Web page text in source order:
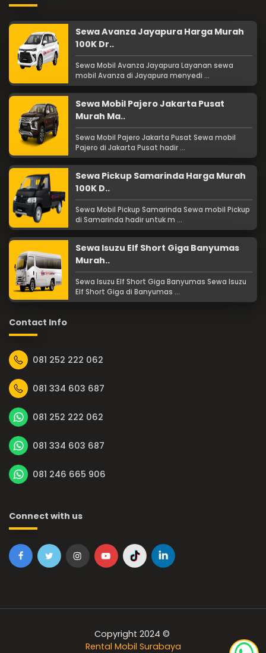
Sewa Avanza Jayapura Harga Murah
100K Dr..
Sewa Mobil Avanza Jayapura Layanan sewa
mobil Avanza di Jayapura menyedi ...
Sewa Mobil Pajero Jakarta Pusat
Murah Ma..
Sewa Mobil Pajero Jakarta Pusat Sewa mobil
Pajero di Jakarta Pusat hadir ...
Sewa Pickup Samarinda Harga Murah
100K D..
Sewa Mobil Pickup Samarinda Sewa mobil Pickup
di Samarinda hadir untuk m ...
Sewa Isuzu Elf Short Giga Banyumas
Murah..
Sewa Isuzu Elf Short Giga Banyumas Sewa Isuzu
Elf Short Giga di Banyumas ...
Contact Info
081 252 222 062
081 334 603 687
081 252 222 062
081 334 603 687
081 246 665 906
Connect with us
Copyright 2024 ©
Rental Mobil Surabaya